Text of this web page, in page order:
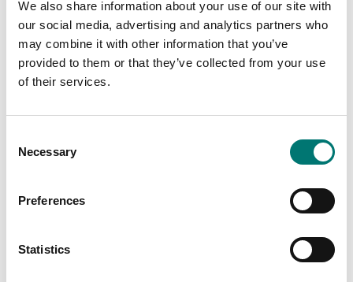
We also share information about your use of our site with
our social media, advertising and analytics partners who
may combine it with other information that you’ve
provided to them or that they’ve collected from your use
of their services.
Selection
Necessary
Preferences
Statistics
Är tillbehör till